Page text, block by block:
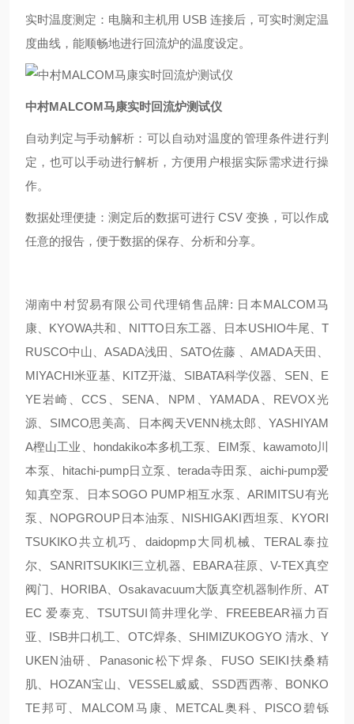
实时温度测定：电脑和主机用 USB 连接后，可实时测定温
度曲线，能顺畅地进行回流炉的温度设定。
中村MALCOM马康实时回流炉测试仪
自动判定与手动解析：可以自动对温度的管理条件进行判
定，也可以手动进行解析，方便用户根据实际需求进行操
作。
数据处理便捷：测定后的数据可进行 CSV 变换，可以作成
任意的报告，便于数据的保存、分析和分享。
湖南中村贸易有限公司代理销售品牌: 日本MALCOM马
康、KYOWA共和、NITTO日东工器、日本USHIO牛尾、T
RUSCO中山、ASADA浅田、SATO佐藤 、AMADA天田、
MIYACHI米亚基、KITZ开滋、SIBATA科学仪器、SEN、E
YE岩崎、CCS、SENA、NPM、YAMADA、REVOX光
源、SIMCO思美高、日本阀天VENN桃太郎、YASHIYAM
A樫山工业、hondakiko本多机工泵、EIM泵、kawamoto川
本泵、hitachi-pump日立泵、terada寺田泵、aichi-pump爱
知真空泵、日本SOGO PUMP相互水泵、ARIMITSU有光
泵、NOPGROUP日本油泵、NISHIGAKI西坦泵、KYORI
TSUKIKO共立机巧、daidopmp大同机械、TERAL泰拉
尔、SANRITSUKIKI三立机器、EBARA荏原、V-TEX真空
阀门、HORIBA、Osakavacuum大阪真空机器制作所、AT
EC 爱泰克、TSUTSUI筒井理化学、FREEBEAR福力百
亚、ISB井口机工、OTC焊条、SHIMIZUKOGYO 清水、Y
UKEN油研、Panasonic松下焊条、FUSO SEIKI扶桑精
肌、HOZAN宝山、VESSEL威威、SSD西西蒂、BONKO
TE邦可、MALCOM马康、METCAL奥科、PISCO碧铄